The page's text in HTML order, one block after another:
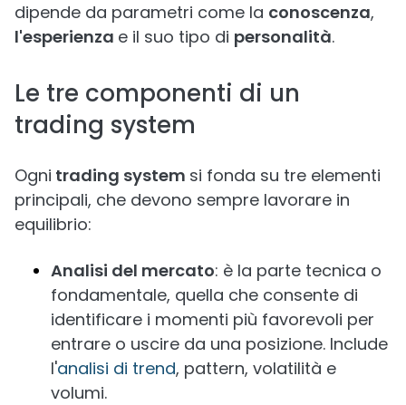
dipende da parametri come la conoscenza,
l'esperienza e il suo tipo di personalità.
Le tre componenti di un
trading system
Ogni trading system si fonda su tre elementi
principali, che devono sempre lavorare in
equilibrio:
Analisi del mercato: è la parte tecnica o
fondamentale, quella che consente di
identificare i momenti più favorevoli per
entrare o uscire da una posizione. Include
l'analisi di trend, pattern, volatilità e
volumi.